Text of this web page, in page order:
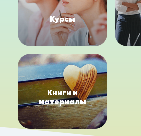
Курсы
Книги и
материалы